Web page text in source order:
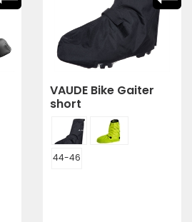
VAUDE Bike Gaiter
short
44-46